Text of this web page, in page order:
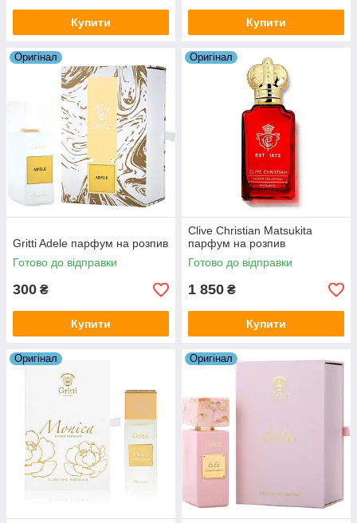
Купити Купити
Оригiнал
Gritti Adele парфум на розпив
Готово до відправки
300 ₴
Купити
Оригiнал
Clive Christian Matsukita
парфум на розпив
Готово до відправки
1 850 ₴
Купити
Оригiнал Оригiнал